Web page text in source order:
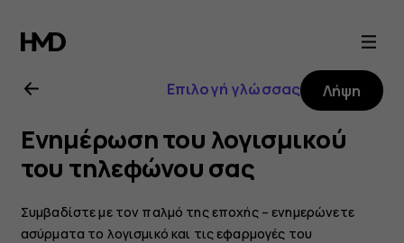
Οδηγίες
χρήσης
Nokia
4.2
Επιλογή γλώσσας Λήψη
Ενημέρωση του λογισμικού
του τηλεφώνου σας
Συμβαδίστε με τον παλμό της εποχής – ενημερώνετε
ασύρματα το λογισμικό και τις εφαρμογές του